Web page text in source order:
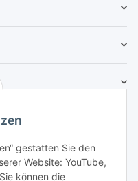
gestatten Sie den
Website: YouTube,
können die